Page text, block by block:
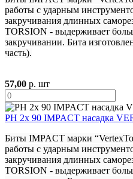
работы с ударным
закручивания длинных
TORSION - выдерживает
закручивании. Бита
часть).
57,00 р. шт
PH 2х 90 IMPACT насадка
Биты IMPACT марки
работы с ударным
закручивания длинных
TORSION - выдерживает